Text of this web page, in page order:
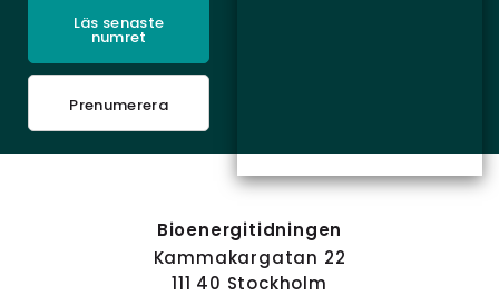
Läs senaste
numret
Prenumerera
Bioenergitidningen
Kammakargatan 22
111 40 Stockholm